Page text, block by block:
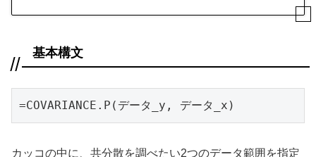
基本構文
=COVARIANCE.P(データ_y, データ_x)
カッコの中に、共分散を調べたい2つのデータ範囲を指定